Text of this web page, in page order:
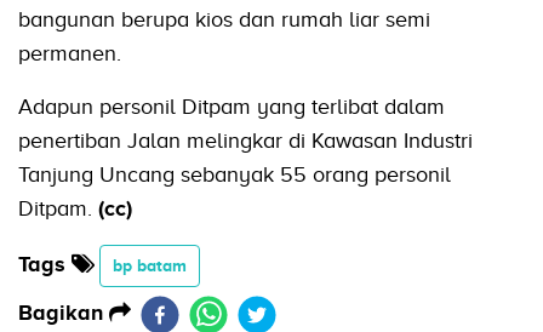
bangunan berupa kios dan rumah liar semi
permanen.
Adapun personil Ditpam yang terlibat dalam
penertiban Jalan melingkar di Kawasan Industri
Tanjung Uncang sebanyak 55 orang personil
Ditpam. (cc)
Tags bp batam
Bagikan